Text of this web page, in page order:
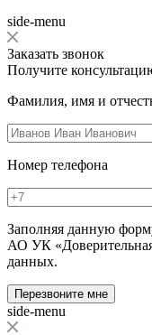
side-menu
Заказать звонок
Получите
Фамилия, имя и
Номер телефона
Заполняя данную
АО УК
данных.
Перезвоните мне
side-menu